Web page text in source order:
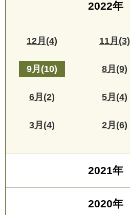
2022年
12月(4) 11月(3)
9月(10) 8月(9)
6月(2) 5月(4)
3月(4) 2月(6)
2021年
2020年